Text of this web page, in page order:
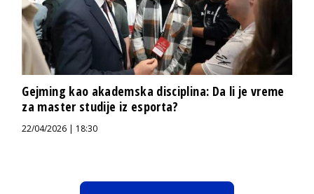
Gejming kao akademska disciplina: Da li je vreme
za master studije iz esporta?
22/04/2026 | 18:30